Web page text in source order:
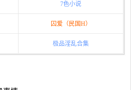
7色小说
囚爱（民国H）
极品淫乱合集